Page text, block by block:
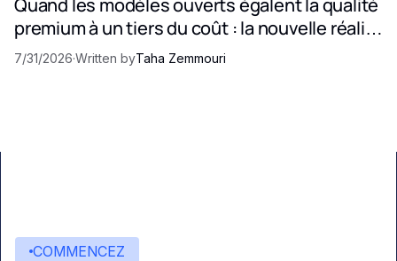
Quand les modèles ouverts égalent la qualité
premium à un tiers du coût : la nouvelle réalité
des prix de l'IA
7/31/2026·Written byTaha Zemmouri
COMMENCEZ